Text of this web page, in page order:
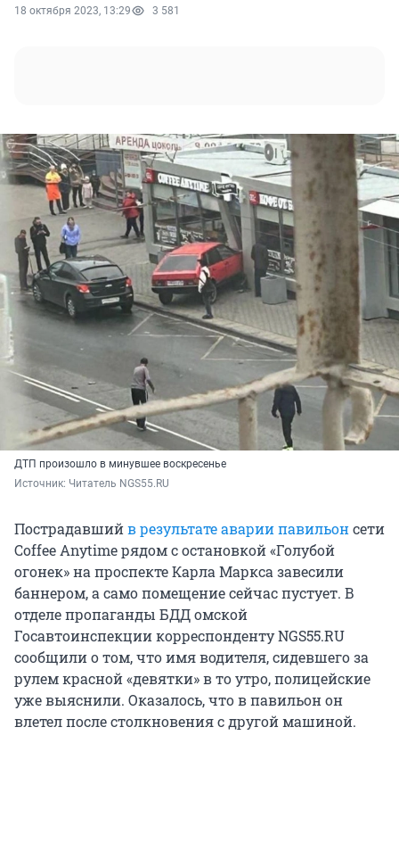
18 октября 2023, 13:29 3 581
ДТП произошло в минувшее воскресенье
Источник: Читатель NGS55.RU
Пострадавшийв результате аварии павильонсети
Coffee Anytime рядом с остановкой «Голубой
огонек» на проспекте Карла Маркса завесили
баннером, а само помещение сейчас пустует. В
отделе пропаганды БДД омской
Госавтоинспекции корреспонденту NGS55.RU
сообщили о том, что имя водителя, сидевшего за
рулем красной «девятки» в то утро, полицейские
уже выяснили. Оказалось, что в павильон он
влетел после столкновения с другой машиной.